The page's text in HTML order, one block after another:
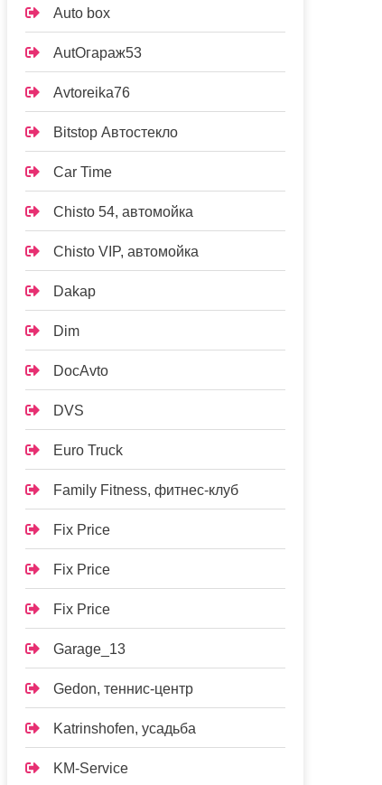
Auto box
AutOгараж53
Avtoreika76
Bitstop Автостекло
Car Time
Chisto 54, автомойка
Chisto VIP, автомойка
Dakap
Dim
DocAvto
DVS
Euro Truck
Family Fitness, фитнес-клуб
Fix Price
Fix Price
Fix Price
Garage_13
Gedon, теннис-центр
Katrinshofen, усадьба
KM-Service